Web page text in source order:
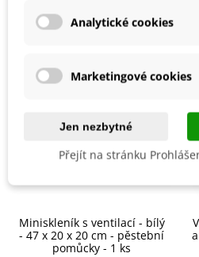
Miniskleník s ventilací - bílý
- 47 x 20 x 20 cm - pěstební
pomůcky - 1 ks
Analytické cookies
Marketingové cookies
Jen nezbytné
Přejít na stránku